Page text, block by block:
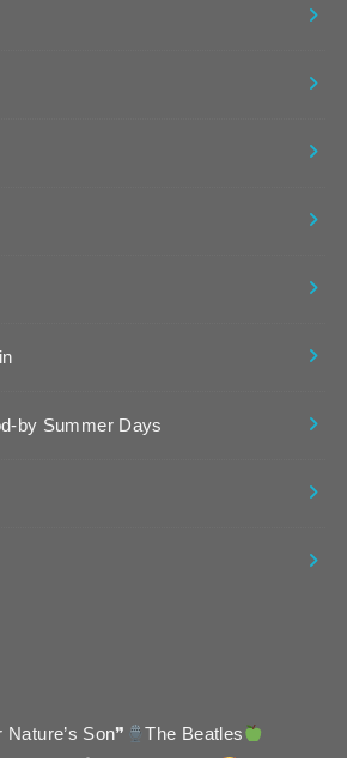
by Summer Days
Nature’s Son❞
The Beatles